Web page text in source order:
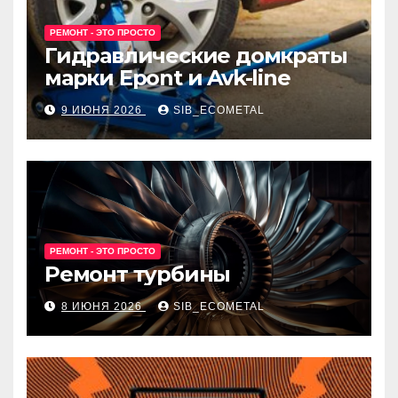
РЕМОНТ - ЭТО ПРОСТО
Гидравлические домкраты
марки Epont и Avk-line
9 ИЮНЯ 2026 SIB_ECOMETAL
РЕМОНТ - ЭТО ПРОСТО
Ремонт турбины
8 ИЮНЯ 2026 SIB_ECOMETAL